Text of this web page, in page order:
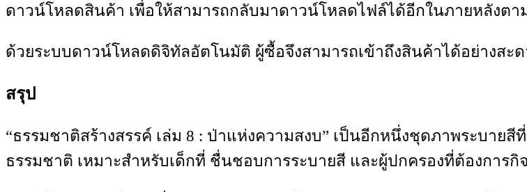
ดาวน์โหลดสินค้า เพื่อให้สามารถกลับมาดาวน์โหลดไฟล์ได้อีกในภายหลังตา
ด้วยระบบดาวน์โหลดดิจิทัลอัตโนมัติ ผู้ซื้อจึงสามารถเข้าถึงสินค้าได้อย่างส
สรุป
“ธรรมชาติสร้างสรรค์ เล่ม 8 : ป่าแห่งความสงบ” เป็นอีกหนึ่งชุดภาพระบาย
ธรรมชาติ เหมาะสำหรับเด็กที่ ชื่นชอบการระบายสี และผู้ปกครองที่ต้องการ